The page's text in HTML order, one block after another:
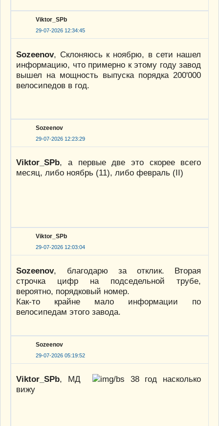
Viktor_SPb
29-07-2026 12:34:45
Sozeenov, Склоняюсь к ноябрю, в сети нашел
информацию, что примерно к этому году завод
вышел на мощность выпуска порядка 200'000
велосипедов в год.
Sozeenov
29-07-2026 12:23:29
Viktor_SPb, а первые две это скорее всего
месяц, либо ноябрь (11), либо февраль (II)
Viktor_SPb
29-07-2026 12:03:04
Sozeenov, благодарю за отклик. Вторая
строчка цифр на подседельной трубе,
вероятно, порядковый номер.
Как-то крайне мало информации по
велосипедам этого завода.
Sozeenov
29-07-2026 05:19:52
Viktor_SPb, МД
38 год насколько
вижу